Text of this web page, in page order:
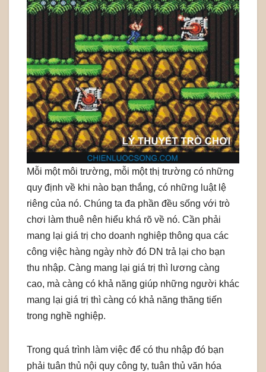
Mỗi một môi trường, mỗi một thị trường có những
quy định về khi nào bạn thắng, có những luật lệ
riêng của nó. Chúng ta đa phần đều sống với trò
chơi làm thuê nên hiểu khá rõ về nó. Cần phải
mang lại giá trị cho doanh nghiệp thông qua các
công việc hàng ngày nhờ đó DN trả lại cho bạn
thu nhập. Càng mang lại giá trị thì lương càng
cao, mà càng có khả năng giúp những người khác
mang lại giá trị thì càng có khả năng thăng tiến
trong nghề nghiệp.
Trong quá trình làm việc để có thu nhập đó bạn
phải tuân thủ nội quy công ty, tuân thủ văn hóa